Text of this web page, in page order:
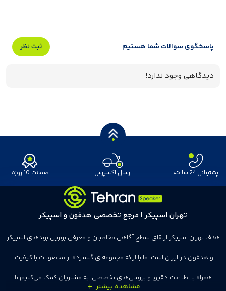
پاسخگوی سوالات شما هستیم ثبت نظر
دیدگاهی وجود ندارد!
پشتیبانی 24 ساعته ارسال اکسپرس ضمانت 10 روزه
تهران اسپیکر | مرجع تخصصی هدفون و اسپیکر
تهران اسپیکر ارتقای سطح آگاهی مخاطبان و معرفی برترین برندهای اسپیکر
و هدفون در ایران است. ما با ارائه مجموعه‌ای گسترده از محصولات با کیفیت،
همراه با اطلاعات دقیق و بررسی‌های تخصصی، به مشتریان کمک می‌کنیم تا